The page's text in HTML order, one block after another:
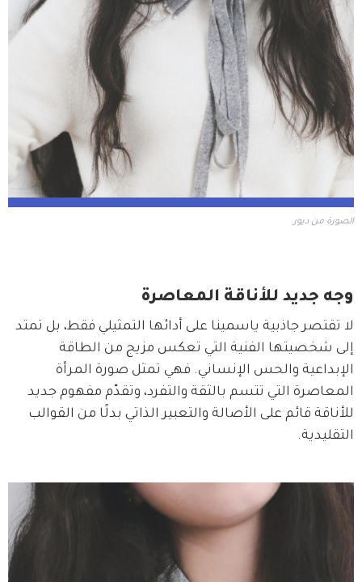
الصورة من ديور
وجه جديد للأناقة المعاصرة
لا تقتصر جاذبية ياسمينا على أدائها التمثيلي فقط، بل تمتد
إلى شخصيتها الفنية التي تعكس مزيج من الطاقة
الإبداعية والحس الإنساني. فهي تمثل صورة المرأة
المعاصرة التي تتسم بالثقة والتفرد، وتقدّم مفهوم جديد
للأناقة قائم على الأصالة والتعبير الذاتي بدلًا من القوالب
التقليدية.